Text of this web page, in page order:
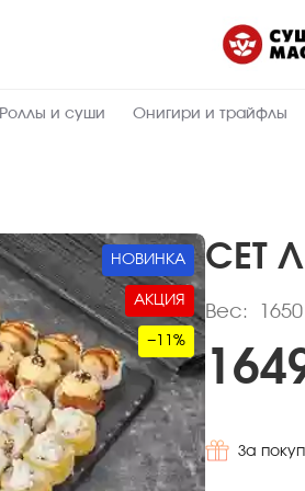
Роллы и суши Онигири и трайфлы
НОВИНКА
АКЦИЯ
−11%
СЕТ
Вес:
1650 Вес, г
218 Ккал
За